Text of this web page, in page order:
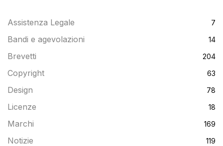
Assistenza Legale 7
Bandi e agevolazioni 14
Brevetti 204
Copyright 63
Design 78
Licenze 18
Marchi 169
Notizie 119